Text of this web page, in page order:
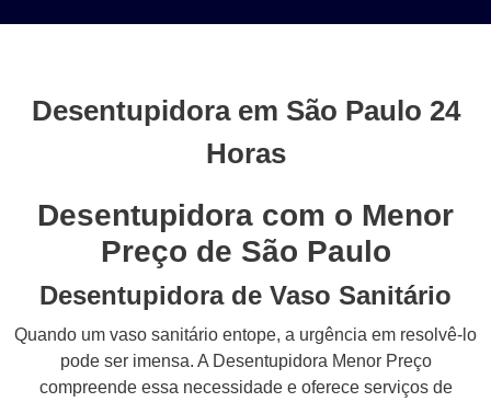
Desentupidora em São Paulo 24
Horas
Desentupidora com o Menor
Preço de São Paulo
Desentupidora de Vaso Sanitário
Quando um vaso sanitário entope, a urgência em resolvê-lo
pode ser imensa. A Desentupidora Menor Preço
compreende essa necessidade e oferece serviços de